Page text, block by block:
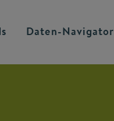
Daten-Navigator